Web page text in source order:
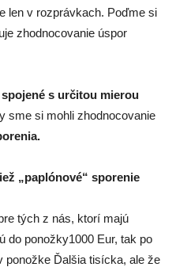
len v rozprávkach. Poďme si
zhodnocovanie úspor
spojené s určitou mierou
sme si mohli zhodnocovanie
„paplónové“ sporenie
tých z nás, ktorí majú
do ponožky1000 Eur, tak po
ponožke Ďalšia tisícka, ale že